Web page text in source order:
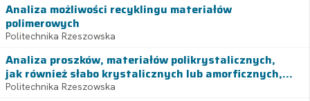
Analiza możliwości recyklingu materiałów
polimerowych
Politechnika Rzeszowska
Analiza proszków, materiałów polikrystalicznych,
jak również słabo krystalicznych lub amorficznych,...
Politechnika Rzeszowska